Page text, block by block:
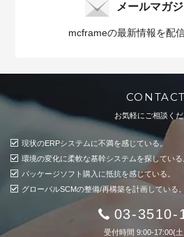
メールマガ
mcframeの最新情報を配
CONTACT
お気軽にご相談く
現状のERPシステムに不満を感じている。
環境の変化に柔軟な基幹システムを探している
パッケージソフト購入に抵抗を感じている。
グローバルSCMの整備/再構築を計画している。
03-3510-
受付時間 9:00-17:00(